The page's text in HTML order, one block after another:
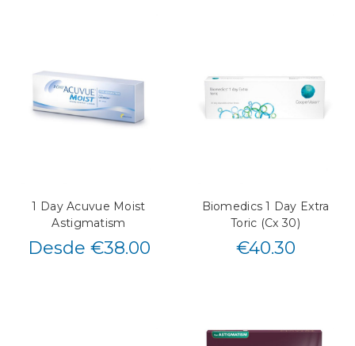
1 Day Acuvue Moist
Astigmatism
Desde €38.00
Biomedics 1 Day Extra
Toric (Cx 30)
€40.30